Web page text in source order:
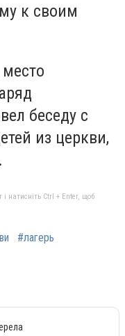
к своим
беседу с
из церкви,
натисніть Ctrl + Enter, щоб
#лагерь